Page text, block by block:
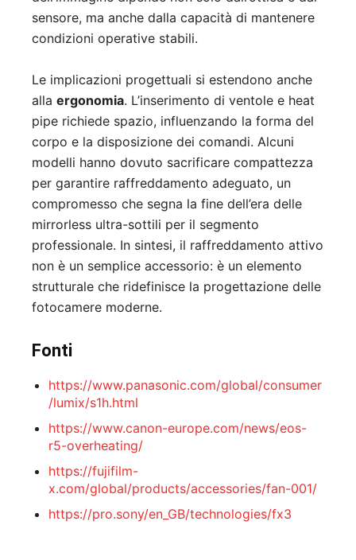
sensore, ma anche dalla capacità di mantenere
condizioni operative stabili.
Le implicazioni progettuali si estendono anche
alla ergonomia. L’inserimento di ventole e heat
pipe richiede spazio, influenzando la forma del
corpo e la disposizione dei comandi. Alcuni
modelli hanno dovuto sacrificare compattezza
per garantire raffreddamento adeguato, un
compromesso che segna la fine dell’era delle
mirrorless ultra-sottili per il segmento
professionale. In sintesi, il raffreddamento attivo
non è un semplice accessorio: è un elemento
strutturale che ridefinisce la progettazione delle
fotocamere moderne.
Fonti
https://www.panasonic.com/global/consumer
/lumix/s1h.html
https://www.canon-europe.com/news/eos-
r5-overheating/
https://fujifilm-
x.com/global/products/accessories/fan-001/
https://pro.sony/en_GB/technologies/fx3